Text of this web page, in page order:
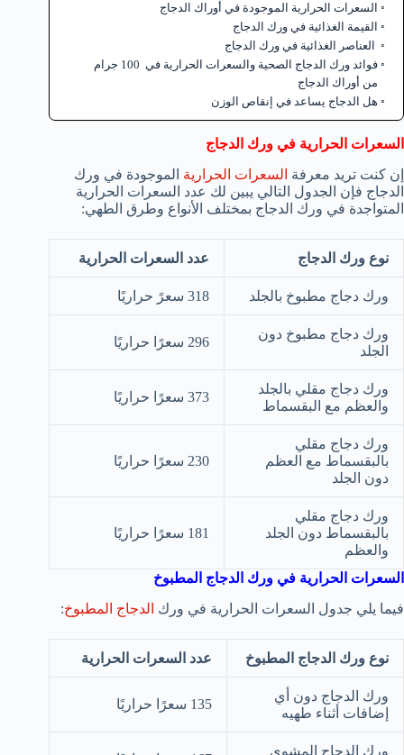
السعرات الحرارية الموجودة في أوراك الدجاج
القيمة الغذائية في ورك الدجاج
العناصر الغذائية في ورك الدجاج
فوائد ورك الدجاج الصحية والسعرات الحرارية في 100 جرام
من أوراك الدجاج
هل الدجاج يساعد في إنقاص الوزن
السعرات الحرارية في ورك الدجاج
إن كنت تريد معرفة السعرات الحرارية الموجودة في ورك
الدجاج فإن الجدول التالي يبين لك عدد السعرات الحرارية
المتواجدة في ورك الدجاج بمختلف الأنواع وطرق الطهي:
نوع ورك الدجاج عدد السعرات الحرارية
ورك دجاج مطبوخ بالجلد 318 سعرً حراريًا
ورك دجاج مطبوخ دون
الجلد
296 سعرًا حراريًا
ورك دجاج مقلي بالجلد
والعظم مع البقسماط
373 سعرًا حراريًا
ورك دجاج مقلي
بالبقسماط مع العظم
دون الجلد
230 سعرًا حراريًا
ورك دجاج مقلي
بالبقسماط دون الجلد
والعظم
181 سعرًا حراريًا
السعرات الحرارية في ورك الدجاج المطبوخ
فيما يلي جدول السعرات الحرارية في ورك الدجاج المطبوخ:
نوع ورك الدجاج المطبوخ عدد السعرات الحرارية
ورك الدجاج دون أي
إضافات أثناء طهيه
135 سعرًا حراريًا
ورك الدجاج المشوي